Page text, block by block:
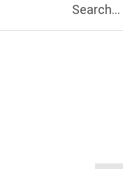
STORIES More
Search...